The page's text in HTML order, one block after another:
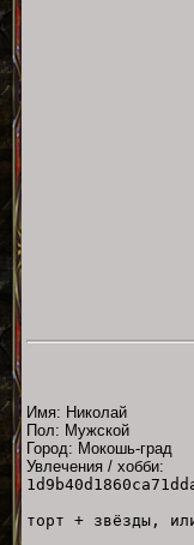
Имя: Николай
Пол: Мужской
Город: Мокошь-град
Увлечения / хобби:
торт + звёзды,